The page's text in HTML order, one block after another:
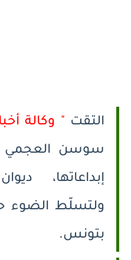
التقت " وكالة
سوسن العجمي
إبداعاتها،
ولتسلّط الضوء
بتونس.